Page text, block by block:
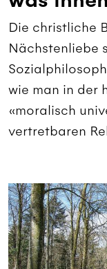
Die christliche
Nächstenliebe
wie man in der
«moralisch
vertretbaren